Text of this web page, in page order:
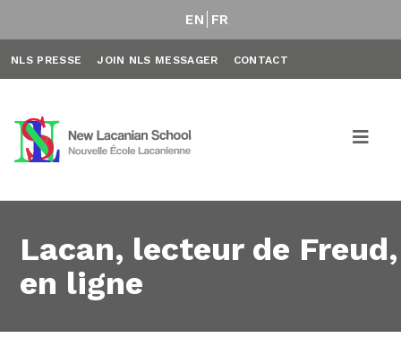
EN FR
NLS PRESSE JOIN NLS MESSAGER CONTACT
Lacan, lecteur de Freud,
en ligne